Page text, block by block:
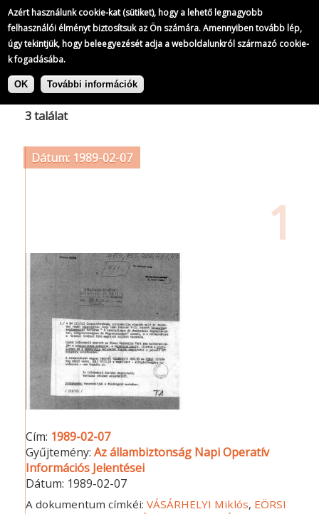
Azért használunk cookie-kat (sütiket), hogy a lehető legnagyobb
felhasználói élményt biztosítsuk az Ön számára. Amennyiben tovább lép,
úgy tekintjük, hogy beleegyezését adja a weboldalunkról származó cookie-
k fogadásába.
OK További információk
Ugrás
Címke: Olasz Radikális Párt
3 találat
Dátum: 1989-02-07
1
Cím: 1989-02-07
Gyűjtemény:Az állambiztonság Napi Operatív
Információs Jelentései
Dátum: 1989-02-07
A dokumentum címkéi:VÁSÁRHELYI Miklós, EÖRSI